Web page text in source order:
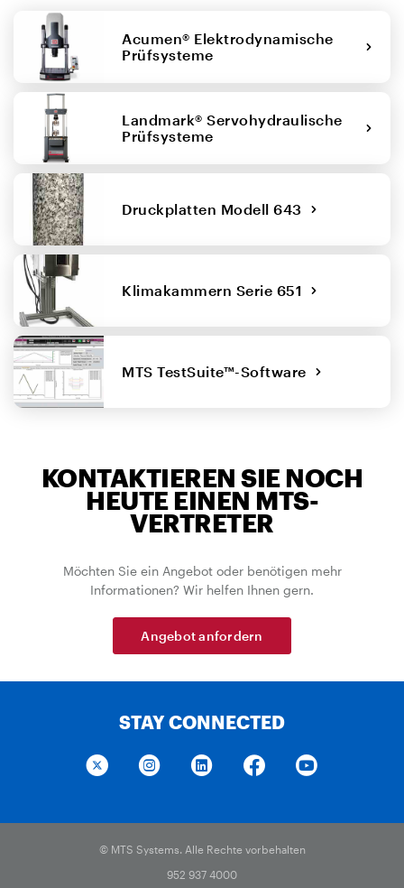
Acumen® Elektrodynamische
Prüfsysteme
Landmark® Servohydraulische
Prüfsysteme
Druckplatten Modell 643
Klimakammern Serie 651
MTS TestSuite™-Software
KONTAKTIEREN SIE NOCH
HEUTE EINEN MTS-
VERTRETER
Möchten Sie ein Angebot oder benötigen mehr
Informationen? Wir helfen Ihnen gern.
Angebot anfordern
STAY CONNECTED
© MTS Systems. Alle Rechte vorbehalten
952 937 4000